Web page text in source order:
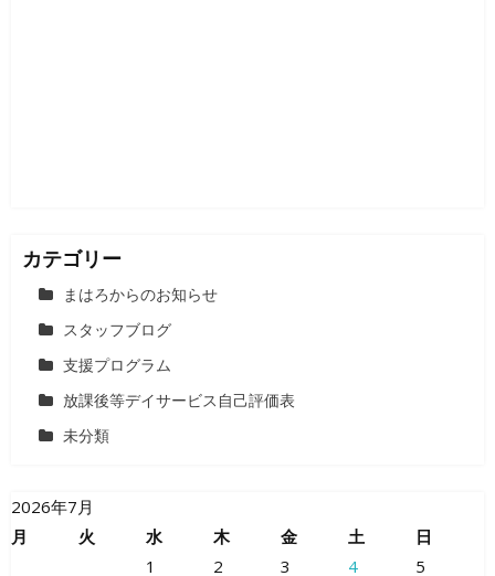
カテゴリー
まはろからのお知らせ
スタッフブログ
支援プログラム
放課後等デイサービス自己評価表
未分類
2026年7月
月
火 水 木 金 土
日
1
2 3 4 5